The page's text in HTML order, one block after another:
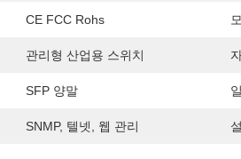
CE FCC Rohs
관리형 산업용 스위치
SFP 양말
SNMP, 텔넷, 웹 관리